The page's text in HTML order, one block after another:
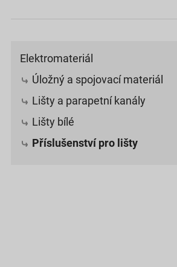
Elektromateriál
Úložný a spojovací materiál
Lišty a parapetní kanály
Lišty bílé
Příslušenství pro lišty